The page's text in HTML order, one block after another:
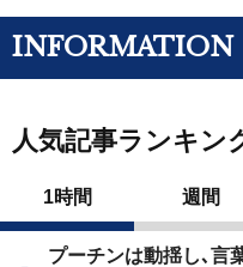
INFORMATION
人気記事ランキン
1時間 週間
プーチンは動揺し､言